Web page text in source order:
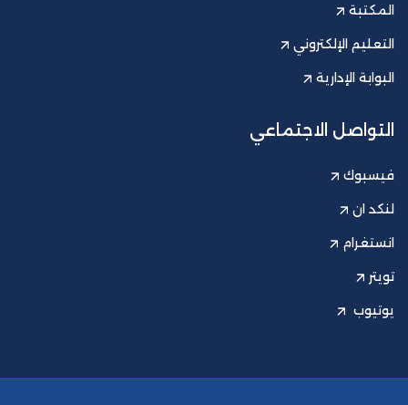
المكتبة
التعليم الإلكتروني
البوابة الإدارية
التواصل الاجتماعي
فيسبوك
لنكد ان
انستغرام
تويتر
يوتيوب